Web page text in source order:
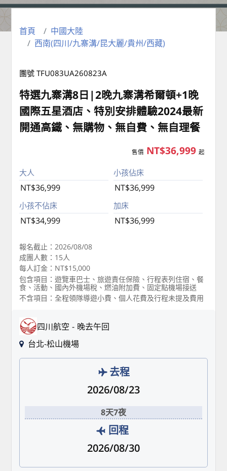
首頁
中國大陸
西南(四川/九寨溝/昆大麗/貴州/西藏)
團號 TFU083UA260823A
特選九寨溝8日|2晚九寨溝希爾頓+1晚
國際五星酒店、特別安排體驗2024最新
開通高鐵、無購物、無自費、無自理餐
售價 NT$36,999 起
大人
NT$36,999
小孩佔床
NT$36,999
小孩不佔床
NT$34,999
加床
NT$36,999
報名截止：2026/08/08
成團人數：15人
每人訂金：NT$15,000
包含項目：遊覽車巴士、旅遊責任保險、行程表列住宿、餐
食、活動、國內外機場稅、燃油附加費、固定點機場接送
不含項目：全程領隊導遊小費、個人花費及行程未提及費用
四川航空
晚去午回
台北-松山機場
去程
2026/08/23
8天7夜
回程
2026/08/30